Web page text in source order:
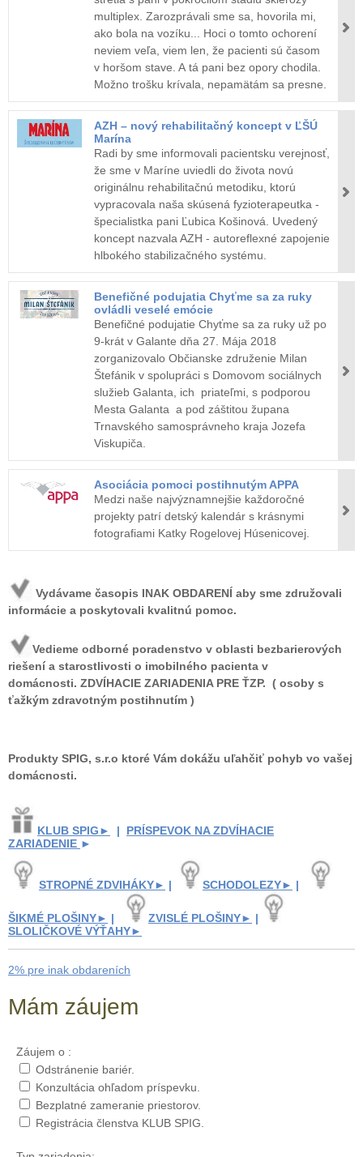
multiplex. Zarozprávali sme sa, hovorila mi,
ako bola na vozíku... Hoci o tomto ochorení
neviem veľa, viem len, že pacienti sú časom
v horšom stave. A tá pani bez opory chodila.
Možno trošku krívala, nepamätám sa presne.
AZH – nový rehabilitačný koncept v ĽŠÚ
Marína
Radi by sme informovali pacientsku verejnosť,
že sme v Maríne uviedli do života novú
originálnu rehabilitačnú metodiku, ktorú
vypracovala naša skúsená fyzioterapeutka -
špecialistka pani Ľubica Košinová. Uvedený
koncept nazvala AZH - autoreflexné zapojenie
hlbokého stabilizačného systému.
Benefičné podujatia Chyťme sa za ruky
ovládli veselé emócie
Benefičné podujatie Chyťme sa za ruky už po
9-krát v Galante dňa 27. Mája 2018
zorganizovalo Občianske združenie Milan
Štefánik v spolupráci s Domovom sociálnych
služieb Galanta, ich priateľmi, s podporou
Mesta Galanta a pod záštitou župana
Trnavského samosprávneho kraja Jozefa
Viskupiča.
Asociácia pomoci postihnutým APPA
Medzi naše najvýznamnejšie každoročné
projekty patrí detský kalendár s krásnymi
fotografiami Katky Rogelovej Húsenicovej.
Vydávame časopis INAK OBDARENÍ aby sme združovali
informácie a poskytovali kvalitnú pomoc.
Vedieme odborné poradenstvo v oblasti bezbarierových
riešení a starostlivosti o imobilného pacienta v
domácnosti. ZDVÍHACIE ZARIADENIA PRE ŤZP. ( osoby s
ťažkým zdravotným postihnutím )
Produkty SPIG, s.r.o ktoré Vám dokážu uľahčiť pohyb vo vašej
domácnosti.
KLUB SPIG► | PRÍSPEVOK NA ZDVÍHACIE
ZARIADENIE ►
STROPNÉ ZDVIHÁKY► | SCHODOLEZY► |
ŠIKMÉ PLOŠINY► | ZVISLÉ PLOŠINY► |
SLOLIČKOVÉ VÝŤAHY►
2% pre inak obdareních
Mám záujem
Záujem o :
Odstránenie bariér.
Konzultácia ohľadom príspevku.
Bezplatné zameranie priestorov.
Registrácia členstva KLUB SPIG.